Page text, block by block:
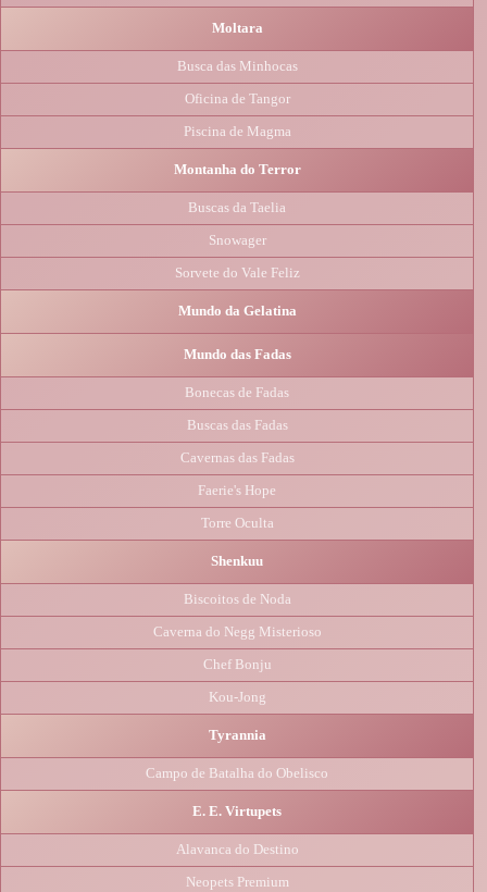
Moltara
Busca das Minhocas
Oficina de Tangor
Piscina de Magma
Montanha do Terror
Buscas da Taelia
Snowager
Sorvete do Vale Feliz
Mundo da Gelatina
Mundo das Fadas
Bonecas de Fadas
Buscas das Fadas
Cavernas das Fadas
Faerie's Hope
Torre Oculta
Shenkuu
Biscoitos de Noda
Caverna do Negg Misterioso
Chef Bonju
Kou-Jong
Tyrannia
Campo de Batalha do Obelisco
E. E. Virtupets
Alavanca do Destino
Neopets Premium